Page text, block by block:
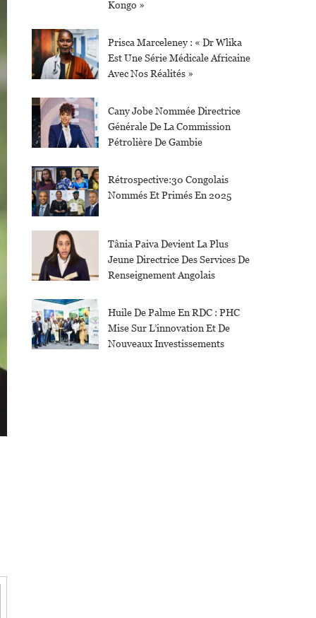
Kongo »
Prisca Marceleney : « Dr Wlika
Est Une Série Médicale Africaine
Avec Nos Réalités »
Cany Jobe Nommée Directrice
Générale De La Commission
Pétrolière De Gambie
Rétrospective:30 Congolais
Nommés Et Primés En 2025
Tânia Paiva Devient La Plus
Jeune Directrice Des Services De
Renseignement Angolais
Huile De Palme En RDC : PHC
Mise Sur L’innovation Et De
Nouveaux Investissements